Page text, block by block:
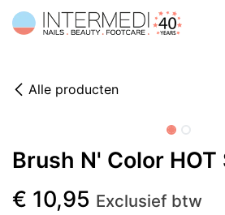
Overslaan naar inhoud
Alle producten
Brush N' Color HOT
€ 10,95 Exclusief btw